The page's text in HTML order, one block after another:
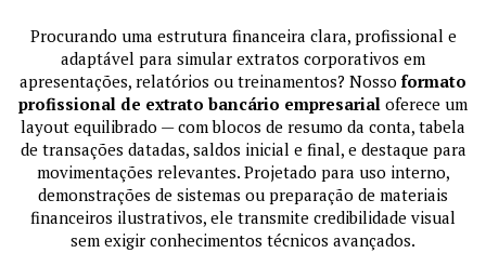
Procurando uma estrutura financeira clara, profissional e
adaptável para simular extratos corporativos em
apresentações, relatórios ou treinamentos? Nosso formato
profissional de extrato bancário empresarial oferece um
layout equilibrado — com blocos de resumo da conta, tabela
de transações datadas, saldos inicial e final, e destaque para
movimentações relevantes. Projetado para uso interno,
demonstrações de sistemas ou preparação de materiais
financeiros ilustrativos, ele transmite credibilidade visual
sem exigir conhecimentos técnicos avançados.